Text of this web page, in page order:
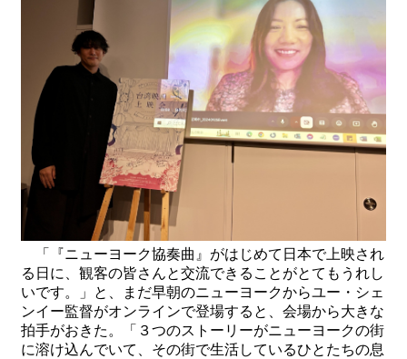
「『ニューヨーク協奏曲』がはじめて日本で上映され
る日に、観客の皆さんと交流できることがとてもうれし
いです。」と、まだ早朝のニューヨークからユー・シェ
ンイー監督がオンラインで登場すると、会場から大きな
拍手がおきた。「３つのストーリーがニューヨークの街
に溶け込んでいて、その街で生活しているひとたちの息